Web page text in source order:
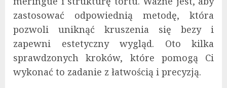
zastosować odpowiednią metodę, która
pozwoli uniknąć kruszenia się bezy i
zapewni estetyczny wygląd. Oto kilka
sprawdzonych kroków, które pomogą Ci
wykonać to zadanie z łatwością i precyzją.